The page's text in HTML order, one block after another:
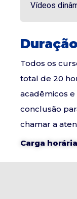
Vídeos
Duração
Todos os
total de 20
acadêmicos
conclusão
chamar a
Carga